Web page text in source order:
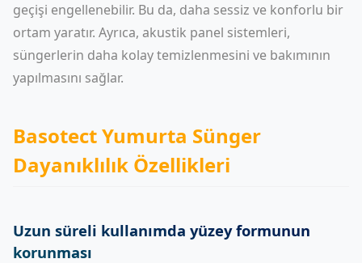
geçişi engellenebilir. Bu da, daha sessiz ve konforlu bir
ortam yaratır. Ayrıca, akustik panel sistemleri,
süngerlerin daha kolay temizlenmesini ve bakımının
yapılmasını sağlar.
Basotect Yumurta Sünger
Dayanıklılık Özellikleri
Uzun süreli kullanımda yüzey formunun
korunması